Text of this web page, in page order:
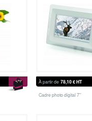
À partir de 78,10 €HT
Cadre photo digital 7''